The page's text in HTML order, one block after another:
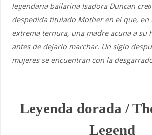
legendaria bailarina Isadora Duncan
despedida titulado Mother en el que, en
extrema ternura, una madre acuna a su
antes de dejarlo marchar. Un siglo
mujeres se encuentran con la
Leyenda dorada /
Legend